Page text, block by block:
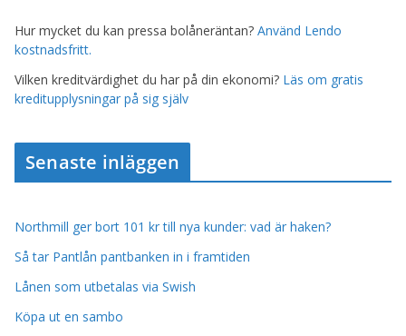
Hur mycket du kan pressa bolåneräntan? Använd Lendo
kostnadsfritt.
Vilken kreditvärdighet du har på din ekonomi? Läs om gratis
kreditupplysningar på sig själv
Senaste inläggen
Northmill ger bort 101 kr till nya kunder: vad är haken?
Så tar Pantlån pantbanken in i framtiden
Lånen som utbetalas via Swish
Köpa ut en sambo